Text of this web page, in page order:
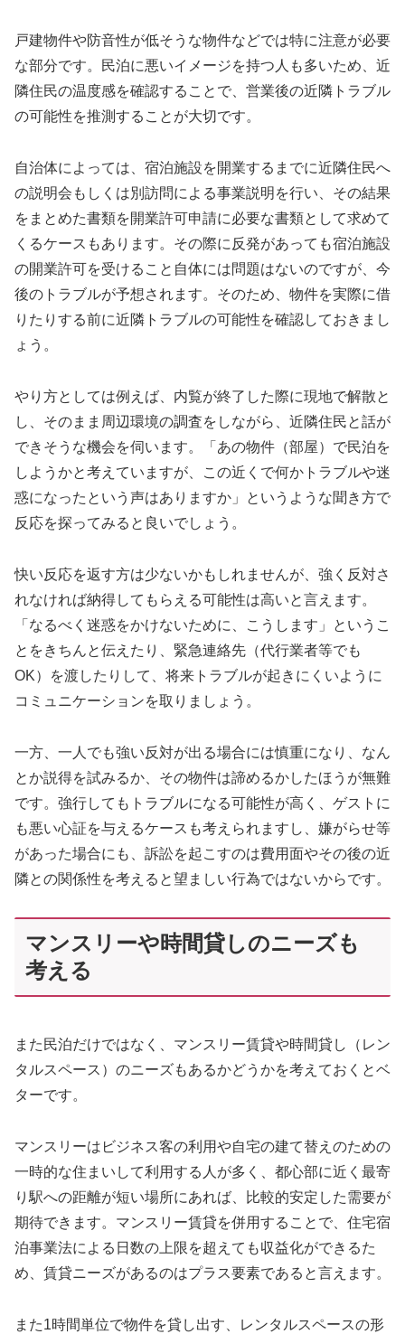
戸建物件や防音性が低そうな物件などでは特に注意が必要
な部分です。民泊に悪いイメージを持つ人も多いため、近
隣住民の温度感を確認することで、営業後の近隣トラブル
の可能性を推測することが大切です。
自治体によっては、宿泊施設を開業するまでに近隣住民へ
の説明会もしくは別訪問による事業説明を行い、その結果
をまとめた書類を開業許可申請に必要な書類として求めて
くるケースもあります。その際に反発があっても宿泊施設
の開業許可を受けること自体には問題はないのですが、今
後のトラブルが予想されます。そのため、物件を実際に借
りたりする前に近隣トラブルの可能性を確認しておきまし
ょう。
やり方としては例えば、内覧が終了した際に現地で解散と
し、そのまま周辺環境の調査をしながら、近隣住民と話が
できそうな機会を伺います。「あの物件（部屋）で民泊を
しようかと考えていますが、この近くで何かトラブルや迷
惑になったという声はありますか」というような聞き方で
反応を探ってみると良いでしょう。
快い反応を返す方は少ないかもしれませんが、強く反対さ
れなければ納得してもらえる可能性は高いと言えます。
「なるべく迷惑をかけないために、こうします」というこ
とをきちんと伝えたり、緊急連絡先（代行業者等でも
OK）を渡したりして、将来トラブルが起きにくいように
コミュニケーションを取りましょう。
一方、一人でも強い反対が出る場合には慎重になり、なん
とか説得を試みるか、その物件は諦めるかしたほうが無難
です。強行してもトラブルになる可能性が高く、ゲストに
も悪い心証を与えるケースも考えられますし、嫌がらせ等
があった場合にも、訴訟を起こすのは費用面やその後の近
隣との関係性を考えると望ましい行為ではないからです。
マンスリーや時間貸しのニーズも
考える
また民泊だけではなく、マンスリー賃貸や時間貸し（レン
タルスペース）のニーズもあるかどうかを考えておくとベ
ターです。
マンスリーはビジネス客の利用や自宅の建て替えのための
一時的な住まいして利用する人が多く、都心部に近く最寄
り駅への距離が短い場所にあれば、比較的安定した需要が
期待できます。マンスリー賃貸を併用することで、住宅宿
泊事業法による日数の上限を超えても収益化ができるた
め、賃貸ニーズがあるのはプラス要素であると言えます。
また1時間単位で物件を貸し出す、レンタルスペースの形